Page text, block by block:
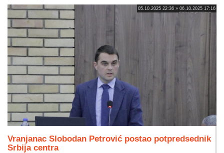
05.10.2025 22:36 » 06.10.2025 17:16
Vranjanac Slobodan Petrović postao potpredsednik
Srbija centra